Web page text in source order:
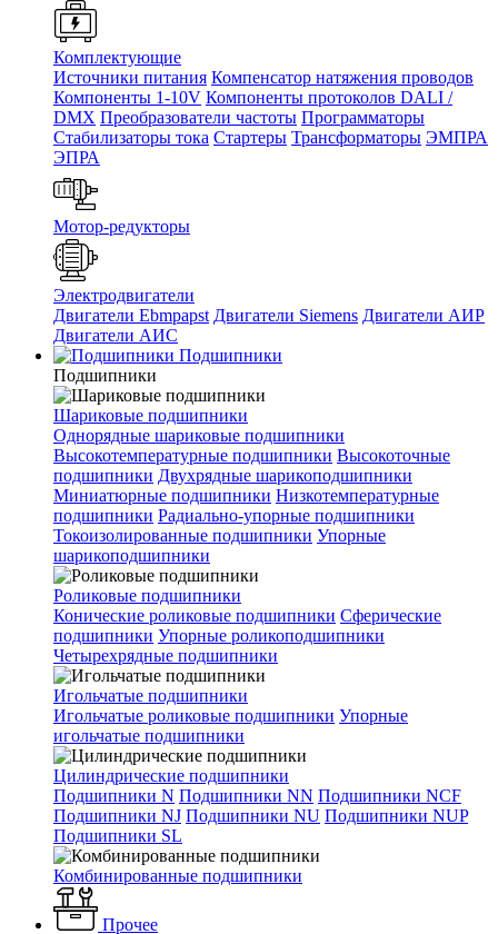
Комплектующие
Источники питания Компенсатор натяжения проводов
Компоненты 1-10V Компоненты протоколов DALI /
DMX Преобразователи частоты Программаторы
Стабилизаторы тока Стартеры Трансформаторы ЭМПРА
ЭПРА
Мотор-редукторы
Электродвигатели
Двигатели Ebmpapst Двигатели Siemens Двигатели АИР
Двигатели АИС
Подшипники
Подшипники
Шариковые подшипники
Однорядные шариковые подшипники
Высокотемпературные подшипники Высокоточные
подшипники Двухрядные шарикоподшипники
Миниатюрные подшипники Низкотемпературные
подшипники Радиально-упорные подшипники
Токоизолированные подшипники Упорные
шарикоподшипники
Роликовые подшипники
Конические роликовые подшипники Сферические
подшипники Упорные роликоподшипники
Четырехрядные подшипники
Игольчатые подшипники
Игольчатые роликовые подшипники Упорные
игольчатые подшипники
Цилиндрические подшипники
Подшипники N Подшипники NN Подшипники NCF
Подшипники NJ Подшипники NU Подшипники NUP
Подшипники SL
Комбинированные подшипники
Прочее